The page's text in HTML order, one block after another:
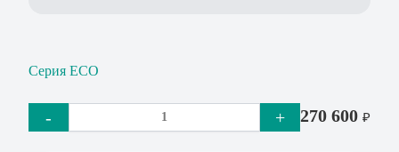
Серия ECO
- + 270 600 ₽